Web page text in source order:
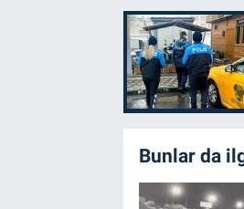
Bunlar da